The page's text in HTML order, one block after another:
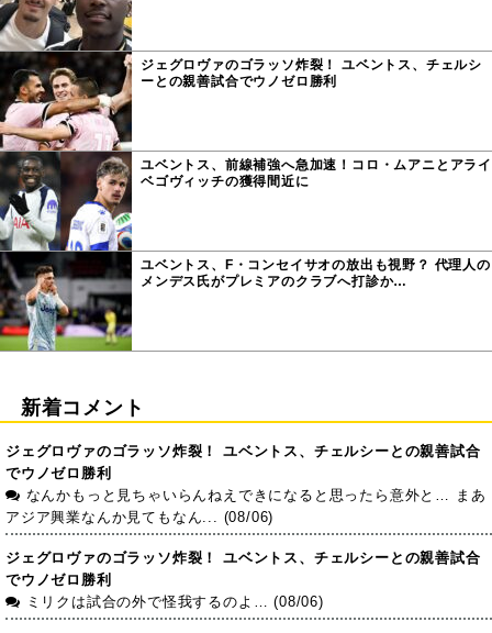
ジェグロヴァのゴラッソ炸裂！ ユベントス、チェルシ
ーとの親善試合でウノゼロ勝利
ユベントス、前線補強へ急加速！コロ・ムアニとアライ
ベゴヴィッチの獲得間近に
ユベントス、F・コンセイサオの放出も視野？ 代理人の
メンデス氏がプレミアのクラブへ打診か…
新着コメント
ジェグロヴァのゴラッソ炸裂！ ユベントス、チェルシーとの親善試合
でウノゼロ勝利
なんかもっと見ちゃいらんねえできになると思ったら意外と… まあ
アジア興業なんか見てもなん... (08/06)
ジェグロヴァのゴラッソ炸裂！ ユベントス、チェルシーとの親善試合
でウノゼロ勝利
ミリクは試合の外で怪我するのよ… (08/06)